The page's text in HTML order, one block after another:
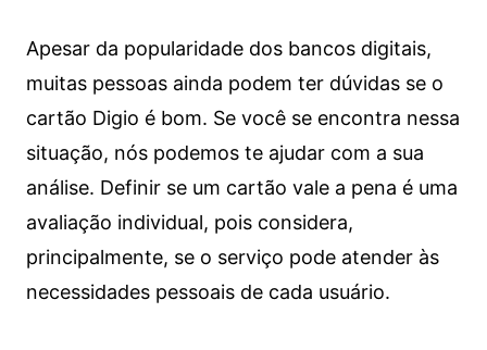
Apesar da popularidade dos bancos digitais,
muitas pessoas ainda podem ter dúvidas se o
cartão Digio é bom. Se você se encontra nessa
situação, nós podemos te ajudar com a sua
análise. Definir se um cartão vale a pena é uma
avaliação individual, pois considera,
principalmente, se o serviço pode atender às
necessidades pessoais de cada usuário.